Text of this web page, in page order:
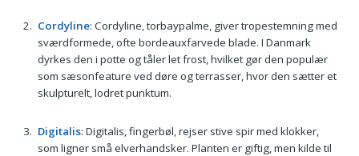
Cordyline: Cordyline, torbaypalme, giver tropestemning med
sværdformede, ofte bordeauxfarvede blade. I Danmark
dyrkes den i potte og tåler let frost, hvilket gør den populær
som sæsonfeature ved døre og terrasser, hvor den sætter et
skulpturelt, lodret punktum.
Digitalis: Digitalis, fingerbøl, rejser stive spir med klokker,
som ligner små elverhandsker. Planten er giftig, men kilde til